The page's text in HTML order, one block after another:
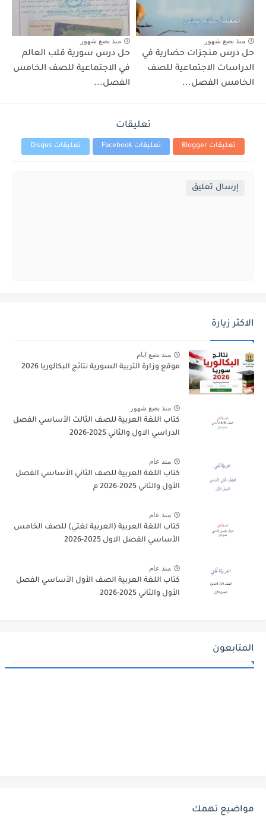
منذ بضع شهور
حل درس منجزات حضارية في
الدراسات الاجتماعية للصف
الخامس الفصل...
منذ بضع شهور
حل درس سورية قلب العالم
في الاجتماعية للصف الخامس
الفصل...
تعليقات
تعليقات Blogger تعليقات Facebook تعليقات Disqus
إرسال تعليق
الاكثر زيارة
منذ بضع ايام
موقع وزارة التربية السورية نتائج البكالوريا 2026
منذ بضع شهور
كتاب اللغة العربية للصف الثالث الأساسي الفصل
الدراسي الاول والثاني 2025-2026
منذ عام
كتاب اللغة العربية للصف الثاني الأساسي الفصل
الأول والثاني 2025-2026 م
منذ عام
كتاب اللغة العربية (العربية لغتي) للصف الخامس
الأساسي الفصل الاول 2025-2026
منذ عام
كتاب اللغة العربية الصف الأول الأساسي الفصل
الأول والثاني 2025-2026
المتابعون
مواضيع تهمك